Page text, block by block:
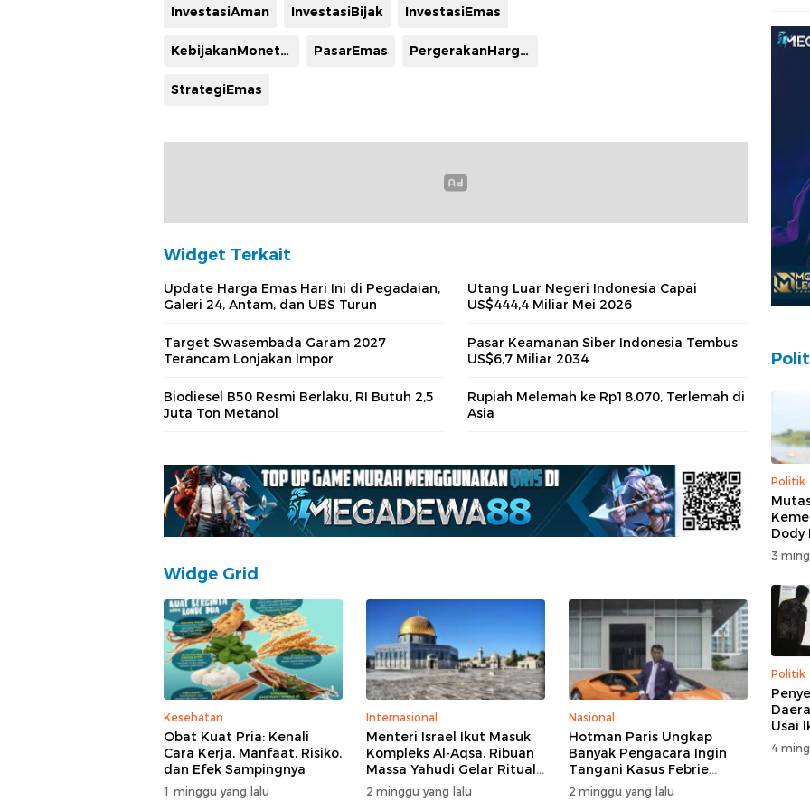
InvestasiAman InvestasiBijak InvestasiEmas
KebijakanMoneter PasarEmas PergerakanHargaEmas
StrategiEmas
Widget Terkait
Update Harga Emas Hari Ini di Pegadaian,
Galeri 24, Antam, dan UBS Turun
Utang Luar Negeri Indonesia Capai
US$444,4 Miliar Mei 2026
Target Swasembada Garam 2027
Terancam Lonjakan Impor
Pasar Keamanan Siber Indonesia Tembus
US$6,7 Miliar 2034
Biodiesel B50 Resmi Berlaku, RI Butuh 2,5
Juta Ton Metanol
Rupiah Melemah ke Rp18.070, Terlemah di
Asia
Widge Grid
Kesehatan
Obat Kuat Pria: Kenali
Cara Kerja, Manfaat, Risiko,
dan Efek Sampingnya
1 minggu yang lalu
Internasional
Menteri Israel Ikut Masuk
Kompleks Al-Aqsa, Ribuan
Massa Yahudi Gelar Ritual
di Tengah Pengamanan
Polisi
2 minggu yang lalu
Nasional
Hotman Paris Ungkap
Banyak Pengacara Ingin
Tangani Kasus Febrie
Adriansyah: Disebut “The
Dream Case”
2 minggu yang lalu
Politik
Dody
Beri
3
Politik
Usai
4